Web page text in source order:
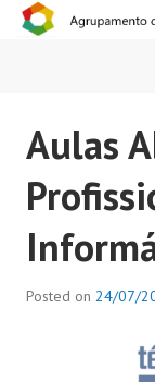
Aulas
Posted on 24/07/